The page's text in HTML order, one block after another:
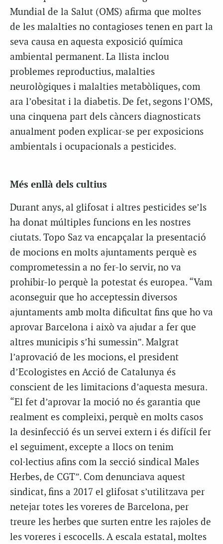
Mundial de la Salut (OMS) afirma que moltes
de les malalties no contagioses tenen en part la
seva causa en aquesta exposició química
ambiental permanent. La llista inclou
problemes reproductius, malalties
neurològiques i malalties metabòliques, com
ara l’obesitat i la diabetis. De fet, segons l’OMS,
una cinquena part dels càncers diagnosticats
anualment poden explicar-se per exposicions
ambientals i ocupacionals a pesticides.
Més enllà dels cultius
Durant anys, al glifosat i altres pesticides se’ls
ha donat múltiples funcions en les nostres
ciutats. Topo Saz va encapçalar la presentació
de mocions en molts ajuntaments perquè es
comprometessin a no fer-lo servir, no va
prohibir-lo perquè la potestat és europea. “Vam
aconseguir que ho acceptessin diversos
ajuntaments amb molta dificultat fins que ho va
aprovar Barcelona i això va ajudar a fer que
altres municipis s’hi sumessin”. Malgrat
l’aprovació de les mocions, el president
d’Ecologistes en Acció de Catalunya és
conscient de les limitacions d’aquesta mesura.
“El fet d’aprovar la moció no és garantia que
realment es compleixi, perquè en molts casos
la desinfecció és un servei extern i és difícil fer
el seguiment, excepte a llocs on tenim
col·lectius afins com la secció sindical Males
Herbes, de CGT”. Com denunciava aquest
sindicat, fins a 2017 el glifosat s’utilitzava per
netejar totes les voreres de Barcelona, per
treure les herbes que surten entre les rajoles de
les voreres i escocells. A escala estatal, moltes